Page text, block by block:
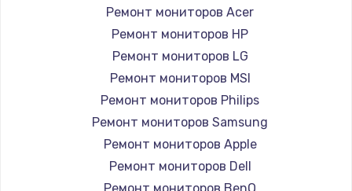
725 руб.
Заказать
Замена вебкамеры
1260 руб.
Заказать
Ремонт петель крышки
Ремонт мониторов Acer
Ремонт мониторов HP
Ремонт мониторов LG
Ремонт мониторов MSI
Ремонт мониторов Philips
Ремонт мониторов Samsung
Ремонт мониторов Apple
Ремонт мониторов Dell